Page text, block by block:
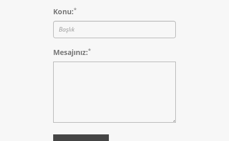
Konu:*
Mesajınız:*